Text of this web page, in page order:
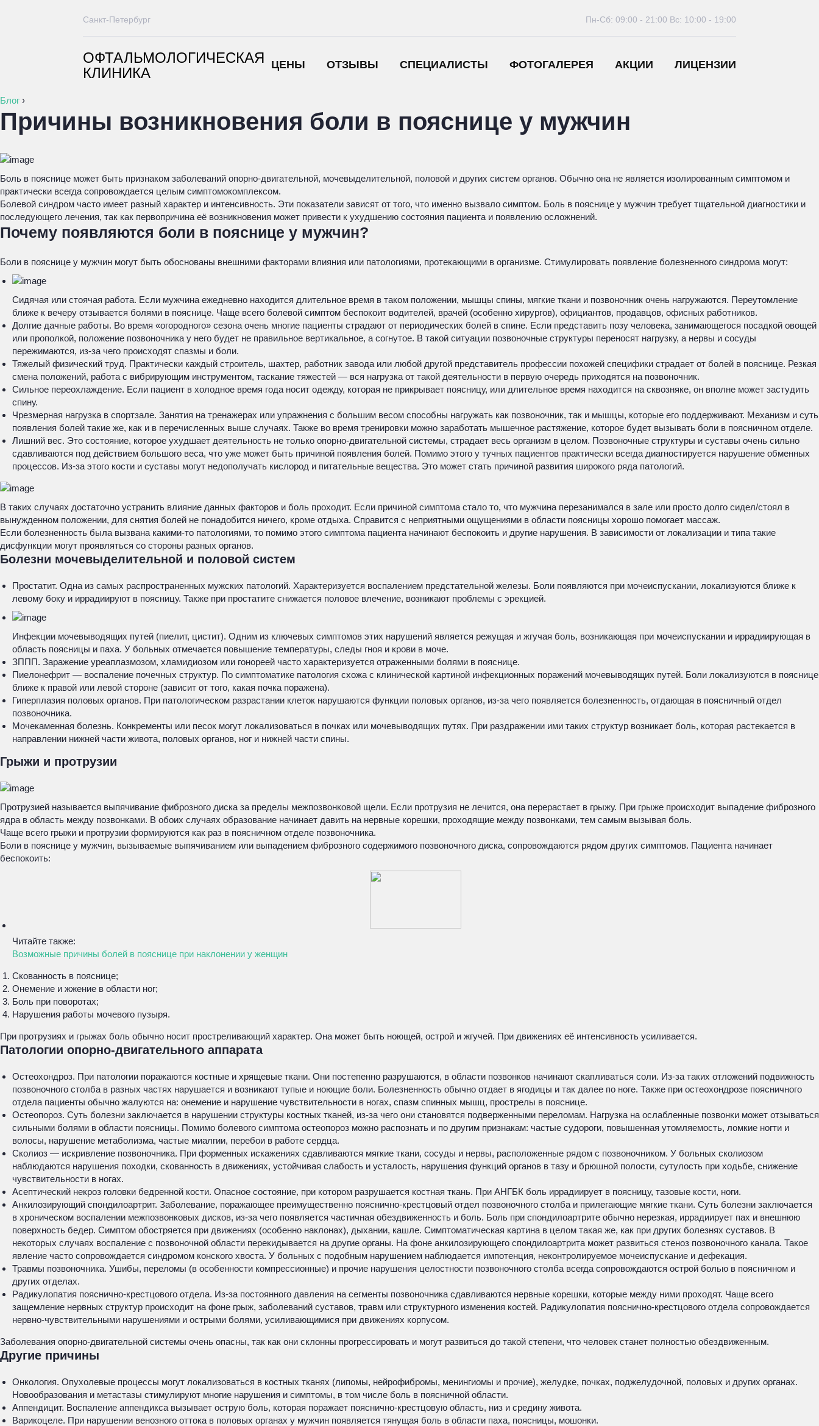
ОФТАЛЬМОЛОГИЧЕСКАЯ
КЛИНИКА
ЦЕНЫ ОТЗЫВЫ СПЕЦИАЛИСТЫ ФОТОГАЛЕРЕЯ АКЦИИ ЛИЦЕНЗИИ
Санкт-Петербург Пн-Сб: 09:00 - 21:00 Вс: 10:00 - 19:00
Блог ›
Причины возникновения боли в пояснице у мужчин
Боль в пояснице может быть признаком заболеваний опорно-двигательной, мочевыделительной, половой и других систем органов. Обычно она не является изолированным симптомом и
практически всегда сопровождается целым симптомокомплексом.
Болевой синдром часто имеет разный характер и интенсивность. Эти показатели зависят от того, что именно вызвало симптом. Боль в пояснице у мужчин требует тщательной диагностики и
последующего лечения, так как первопричина её возникновения может привести к ухудшению состояния пациента и появлению осложнений.
Почему появляются боли в пояснице у мужчин?
Боли в пояснице у мужчин могут быть обоснованы внешними факторами влияния или патологиями, протекающими в организме. Стимулировать появление болезненного синдрома могут:
Сидячая или стоячая работа. Если мужчина ежедневно находится длительное время в таком положении, мышцы спины, мягкие ткани и позвоночник очень нагружаются. Переутомление
ближе к вечеру отзывается болями в пояснице. Чаще всего болевой симптом беспокоит водителей, врачей (особенно хирургов), официантов, продавцов, офисных работников.
Долгие дачные работы. Во время «огородного» сезона очень многие пациенты страдают от периодических болей в спине. Если представить позу человека, занимающегося посадкой овощей
или прополкой, положение позвоночника у него будет не правильное вертикальное, а согнутое. В такой ситуации позвоночные структуры переносят нагрузку, а нервы и сосуды
пережимаются, из-за чего происходят спазмы и боли.
Тяжелый физический труд. Практически каждый строитель, шахтер, работник завода или любой другой представитель профессии похожей специфики страдает от болей в пояснице. Резкая
смена положений, работа с вибрирующим инструментом, таскание тяжестей — вся нагрузка от такой деятельности в первую очередь приходятся на позвоночник.
Сильное переохлаждение. Если пациент в холодное время года носит одежду, которая не прикрывает поясницу, или длительное время находится на сквозняке, он вполне может застудить
спину.
Чрезмерная нагрузка в спортзале. Занятия на тренажерах или упражнения с большим весом способны нагружать как позвоночник, так и мышцы, которые его поддерживают. Механизм и суть
появления болей такие же, как и в перечисленных выше случаях. Также во время тренировки можно заработать мышечное растяжение, которое будет вызывать боли в поясничном отделе.
Лишний вес. Это состояние, которое ухудшает деятельность не только опорно-двигательной системы, страдает весь организм в целом. Позвоночные структуры и суставы очень сильно
сдавливаются под действием большого веса, что уже может быть причиной появления болей. Помимо этого у тучных пациентов практически всегда диагностируется нарушение обменных
процессов. Из-за этого кости и суставы могут недополучать кислород и питательные вещества. Это может стать причиной развития широкого ряда патологий.
В таких случаях достаточно устранить влияние данных факторов и боль проходит. Если причиной симптома стало то, что мужчина перезанимался в зале или просто долго сидел/стоял в
вынужденном положении, для снятия болей не понадобится ничего, кроме отдыха. Справится с неприятными ощущениями в области поясницы хорошо помогает массаж.
Если болезненность была вызвана какими-то патологиями, то помимо этого симптома пациента начинают беспокоить и другие нарушения. В зависимости от локализации и типа такие
дисфункции могут проявляться со стороны разных органов.
Болезни мочевыделительной и половой систем
Простатит. Одна из самых распространенных мужских патологий. Характеризуется воспалением предстательной железы. Боли появляются при мочеиспускании, локализуются ближе к
левому боку и иррадиируют в поясницу. Также при простатите снижается половое влечение, возникают проблемы с эрекцией.
Инфекции мочевыводящих путей (пиелит, цистит). Одним из ключевых симптомов этих нарушений является режущая и жгучая боль, возникающая при мочеиспускании и иррадиирующая в
область поясницы и паха. У больных отмечается повышение температуры, следы гноя и крови в моче.
ЗППП. Заражение уреаплазмозом, хламидиозом или гонореей часто характеризуется отраженными болями в пояснице.
Пиелонефрит — воспаление почечных структур. По симптоматике патология схожа с клинической картиной инфекционных поражений мочевыводящих путей. Боли локализуются в пояснице
ближе к правой или левой стороне (зависит от того, какая почка поражена).
Гиперплазия половых органов. При патологическом разрастании клеток нарушаются функции половых органов, из-за чего появляется болезненность, отдающая в поясничный отдел
позвоночника.
Мочекаменная болезнь. Конкременты или песок могут локализоваться в почках или мочевыводящих путях. При раздражении ими таких структур возникает боль, которая растекается в
направлении нижней части живота, половых органов, ног и нижней части спины.
Грыжи и протрузии
Протрузией называется выпячивание фиброзного диска за пределы межпозвонковой щели. Если протрузия не лечится, она перерастает в грыжу. При грыже происходит выпадение фиброзного
ядра в область между позвонками. В обоих случаях образование начинает давить на нервные корешки, проходящие между позвонками, тем самым вызывая боль.
Чаще всего грыжи и протрузии формируются как раз в поясничном отделе позвоночника.
Боли в пояснице у мужчин, вызываемые выпячиванием или выпадением фиброзного содержимого позвоночного диска, сопровождаются рядом других симптомов. Пациента начинает
беспокоить:
Читайте также:
Возможные причины болей в пояснице при наклонении у женщин
Скованность в пояснице;
Онемение и жжение в области ног;
Боль при поворотах;
Нарушения работы мочевого пузыря.
При протрузиях и грыжах боль обычно носит простреливающий характер. Она может быть ноющей, острой и жгучей. При движениях её интенсивность усиливается.
Патологии опорно-двигательного аппарата
Остеохондроз. При патологии поражаются костные и хрящевые ткани. Они постепенно разрушаются, в области позвонков начинают скапливаться соли. Из-за таких отложений подвижность
позвоночного столба в разных частях нарушается и возникают тупые и ноющие боли. Болезненность обычно отдает в ягодицы и так далее по ноге. Также при остеохондрозе поясничного
отдела пациенты обычно жалуются на: онемение и нарушение чувствительности в ногах, спазм спинных мышц, прострелы в пояснице.
Остеопороз. Суть болезни заключается в нарушении структуры костных тканей, из-за чего они становятся подверженными переломам. Нагрузка на ослабленные позвонки может отзываться
сильными болями в области поясницы. Помимо болевого симптома остеопороз можно распознать и по другим признакам: частые судороги, повышенная утомляемость, ломкие ногти и
волосы, нарушение метаболизма, частые миалгии, перебои в работе сердца.
Сколиоз — искривление позвоночника. При форменных искажениях сдавливаются мягкие ткани, сосуды и нервы, расположенные рядом с позвоночником. У больных сколиозом
наблюдаются нарушения походки, скованность в движениях, устойчивая слабость и усталость, нарушения функций органов в тазу и брюшной полости, сутулость при ходьбе, снижение
чувствительности в ногах.
Асептический некроз головки бедренной кости. Опасное состояние, при котором разрушается костная ткань. При АНГБК боль иррадиирует в поясницу, тазовые кости, ноги.
Анкилозирующий спондилоартрит. Заболевание, поражающее преимущественно пояснично-крестцовый отдел позвоночного столба и прилегающие мягкие ткани. Суть болезни заключается
в хроническом воспалении межпозвонковых дисков, из-за чего появляется частичная обездвиженность и боль. Боль при спондилоартрите обычно нерезкая, иррадиирует пах и внешнюю
поверхность бедер. Симптом обостряется при движениях (особенно наклонах), дыхании, кашле. Симптоматическая картина в целом такая же, как при других болезнях суставов. В
некоторых случаях воспаление с позвоночной области перекидывается на другие органы. На фоне анкилозирующего спондилоартрита может развиться стеноз позвоночного канала. Такое
явление часто сопровождается синдромом конского хвоста. У больных с подобным нарушением наблюдается импотенция, неконтролируемое мочеиспускание и дефекация.
Травмы позвоночника. Ушибы, переломы (в особенности компрессионные) и прочие нарушения целостности позвоночного столба всегда сопровождаются острой болью в поясничном и
других отделах.
Радикулопатия пояснично-крестцового отдела. Из-за постоянного давления на сегменты позвоночника сдавливаются нервные корешки, которые между ними проходят. Чаще всего
защемление нервных структур происходит на фоне грыж, заболеваний суставов, травм или структурного изменения костей. Радикулопатия пояснично-крестцового отдела сопровождается
нервно-чувствительными нарушениями и острыми болями, усиливающимися при движениях корпусом.
Заболевания опорно-двигательной системы очень опасны, так как они склонны прогрессировать и могут развиться до такой степени, что человек станет полностью обездвиженным.
Другие причины
Онкология. Опухолевые процессы могут локализоваться в костных тканях (липомы, нейрофибромы, менингиомы и прочие), желудке, почках, поджелудочной, половых и других органах.
Новообразования и метастазы стимулируют многие нарушения и симптомы, в том числе боль в поясничной области.
Аппендицит. Воспаление аппендикса вызывает острую боль, которая поражает пояснично-крестцовую область, низ и средину живота.
Варикоцеле. При нарушении венозного оттока в половых органах у мужчин появляется тянущая боль в области паха, поясницы, мошонки.